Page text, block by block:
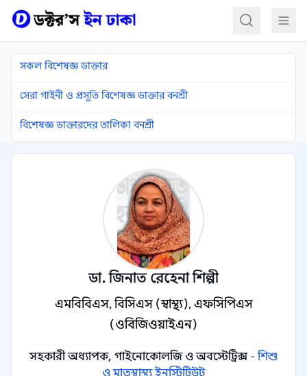
সকল বিশেষজ্ঞ ডাক্তার
সেরা গাইনী ও প্রসূতি বিশেষজ্ঞ ডাক্তার বনশ্রী
বিশেষজ্ঞ ডাক্তারদের তালিকা বনশ্রী
ডা. জিনাত রেহেনা শিল্পী
এমবিবিএস, বিসিএস (স্বাস্থ্য), এফসিপিএস
(ওবিজিওয়াইএন)
সহকারী অধ্যাপক, গাইনোকোলজি ও অবস্টেট্রিক্স -শিশু
ও মাতৃস্বাস্থ্য ইনস্টিটিউট